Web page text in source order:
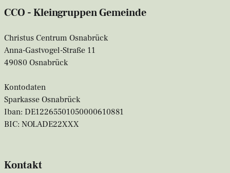
CCO - Kleingruppen Gemeinde
Christus Centrum Osnabrück
Anna-Gastvogel-Straße 11
49080 Osnabrück
Kontodaten
Sparkasse Osnabrück
Iban: DE12265501050000610881
BIC: NOLADE22XXX
Kontakt